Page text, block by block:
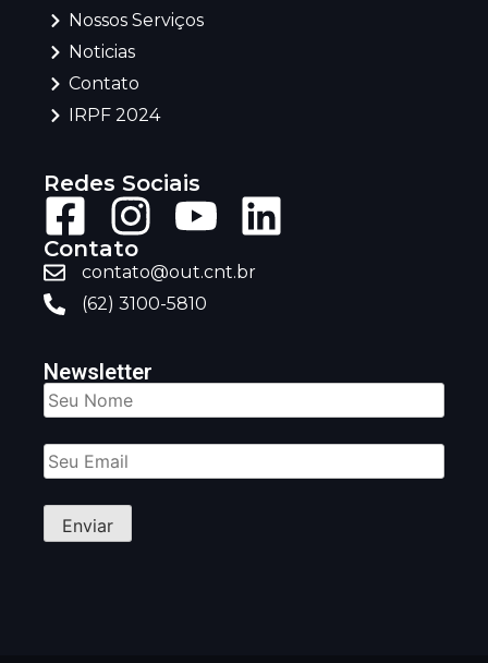
Nossos Serviços
Noticias
Contato
IRPF 2024
Redes Sociais
Contato
contato@out.cnt.br
(62) 3100-5810
Newsletter